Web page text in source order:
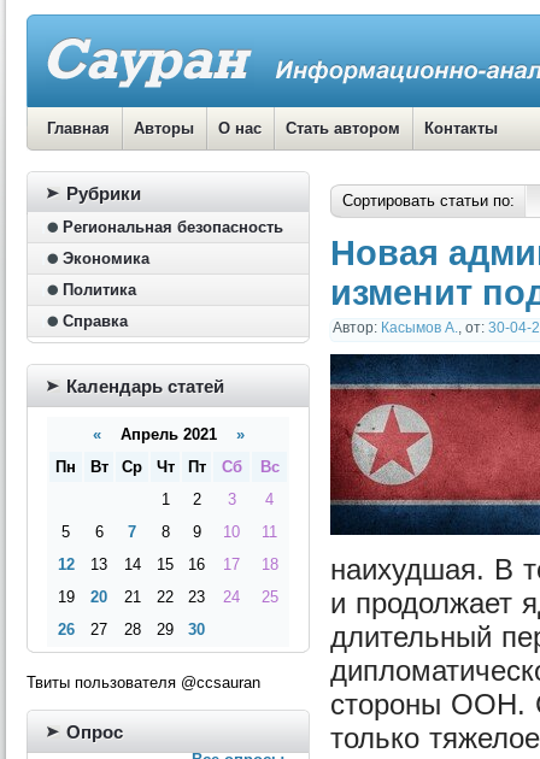
Главная Авторы О нас Стать автором Контакты
Сортировать статьи по:
Новая
изменит
Автор: Касымов А., от: 30-04-
наихудшая. В
и продолжает
длительный
стороны ООН.
только
Рубрики
Региональная безопасность
Экономика
Политика
Справка
Календарь статей
«Апрель 2021 »
Пн
Вт Ср Чт Пт Сб
Вс
1
2 3
4
5
6 7 8 9 10
11
12
13 14 15 16 17
18
19
20 21 22 23 24
25
26
27 28 29 30
Твиты пользователя @ccsauran
Опрос